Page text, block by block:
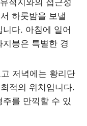
적지와의 접근성
하룻밤을 보낼
다. 아침에 일어
붕은 특별한 경
저녁에는 황리단
적의 위치입니다.
를 만끽할 수 있